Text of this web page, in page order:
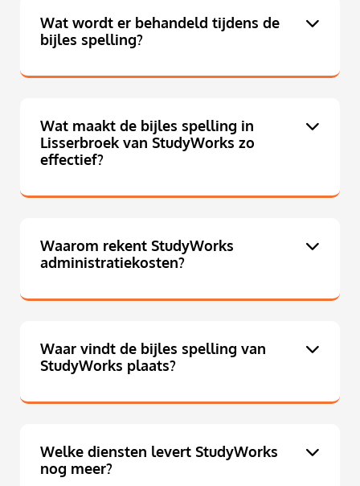
Wat wordt er behandeld tijdens de
bijles spelling?
Wat maakt de bijles spelling in
Lisserbroek van StudyWorks zo
effectief?
Waarom rekent StudyWorks
administratiekosten?
Waar vindt de bijles spelling van
StudyWorks plaats?
Welke diensten levert StudyWorks
nog meer?